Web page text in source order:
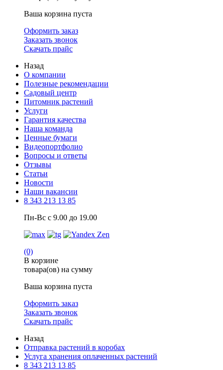
Ваша корзина пуста
Оформить заказ
Заказать звонок
Скачать прайс
Назад
О компании
Полезные рекомендации
Садовый центр
Питомник растений
Услуги
Гарантия качества
Наша команда
Ценные бумаги
Видеопортфолио
Вопросы и ответы
Отзывы
Статьи
Новости
Наши вакансии
8 343 213 13 85
Пн-Вс с 9.00 до 19.00
(0)
В корзине
товара(ов) на сумму
Ваша корзина пуста
Оформить заказ
Заказать звонок
Скачать прайс
Назад
Отправка растений в коробах
Услуга хранения оплаченных растений
8 343 213 13 85